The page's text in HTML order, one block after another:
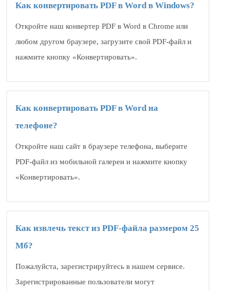
Как конвертировать PDF в Word в Windows?
Откройте наш конвертер PDF в Word в Chrome или
любом другом браузере, загрузите свой PDF-файл и
нажмите кнопку «Конвертировать».
Как конвертировать PDF в Word на
телефоне?
Откройте наш сайт в браузере телефона, выберите
PDF-файл из мобильной галереи и нажмите кнопку
«Конвертировать».
Как извлечь текст из PDF-файла размером 25
Мб?
Пожалуйста, зарегистрируйтесь в нашем сервисе.
Зарегистрированные пользователи могут